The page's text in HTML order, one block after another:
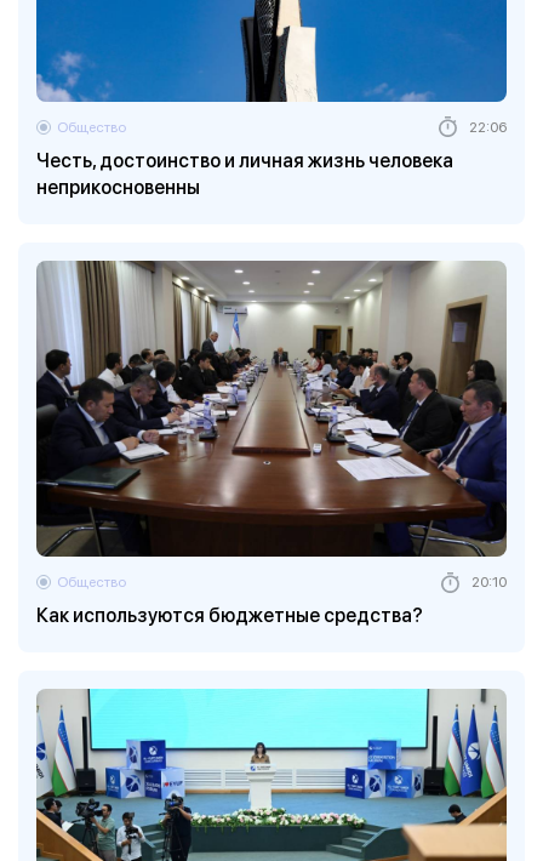
Честь, достоинство и личная жизнь человека
неприкосновенны
Общество 22:06
Как используются бюджетные средства?
Общество 20:10